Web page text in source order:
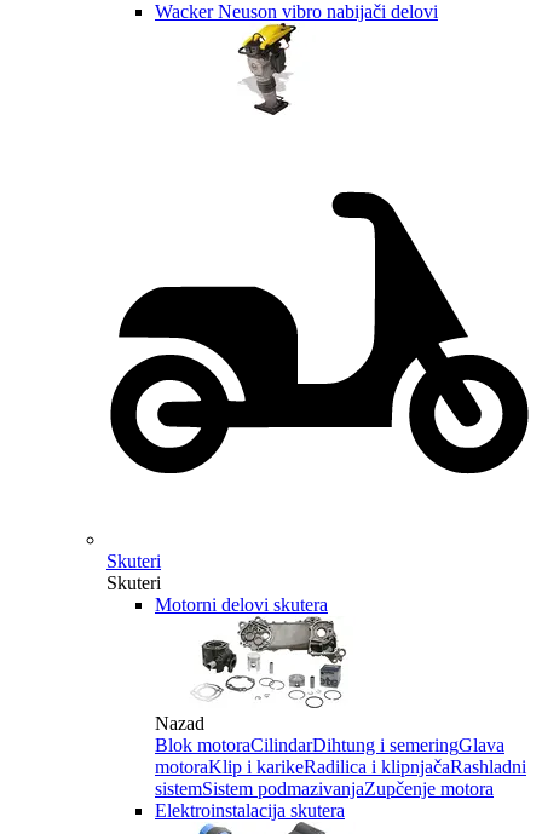
Wacker Neuson vibro nabijači delovi
Skuteri
Skuteri
Motorni delovi skutera
Nazad
Blok motoraCilindarDihtung i semeringGlava
motoraKlip i karikeRadilica i klipnjačaRashladni
sistemSistem podmazivanjaZupčenje motora
Elektroinstalacija skutera